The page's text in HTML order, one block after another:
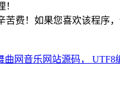
费！如果您喜欢该程序
曲网音乐网站源码， UTF8